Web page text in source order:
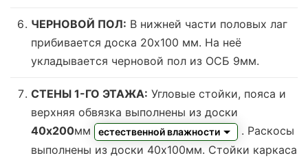
ЧЕРНОВОЙ ПОЛ: В нижней части половых лаг
прибивается доска 20х100 мм. На неё
укладывается черновой пол из ОСБ 9мм.
СТЕНЫ 1-ГО ЭТАЖА: Угловые стойки, пояса и
верхняя обвязка выполнены из доски
40х200мм естественной влажности
. Раскосы
выполнены из доски 40х100мм. Стойки каркаса